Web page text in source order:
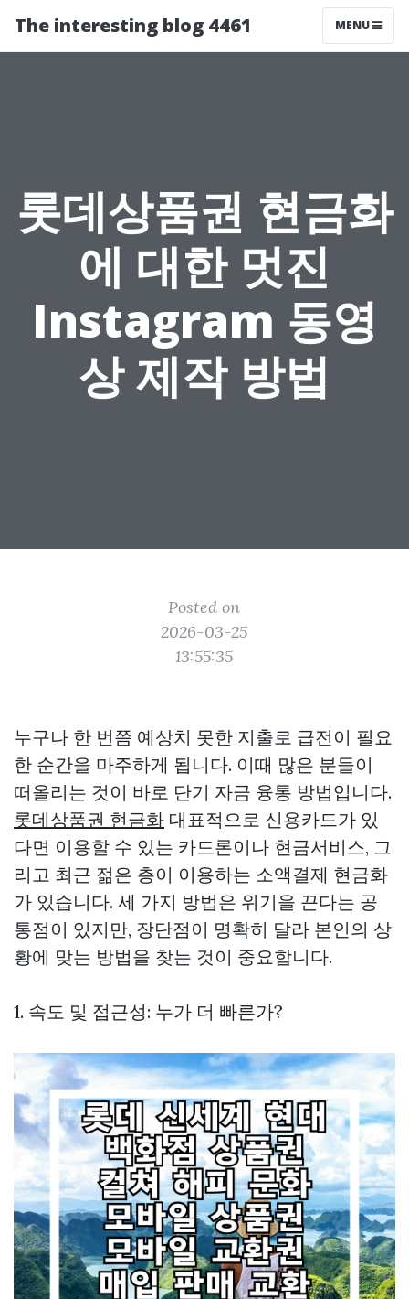
The interesting blog 4461 MENU
롯데상품권 현금화
에 대한 멋진
Instagram 동영
상 제작 방법
Posted on
2026-03-25
13:55:35
누구나 한 번쯤 예상치 못한 지출로 급전이 필요
한 순간을 마주하게 됩니다. 이때 많은 분들이
떠올리는 것이 바로 단기 자금 융통 방법입니다.
롯데상품권 현금화 대표적으로 신용카드가 있
다면 이용할 수 있는 카드론이나 현금서비스, 그
리고 최근 젊은 층이 이용하는 소액결제 현금화
가 있습니다. 세 가지 방법은 위기을 끈다는 공
통점이 있지만, 장단점이 명확히 달라 본인의 상
황에 맞는 방법을 찾는 것이 중요합니다.
1. 속도 및 접근성: 누가 더 빠른가?